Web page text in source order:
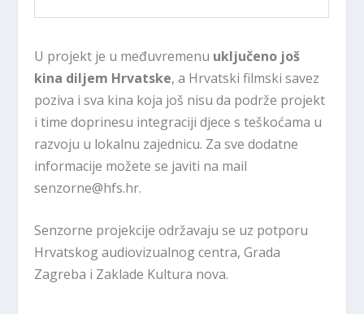
U projekt je u međuvremenu uključeno još
kina diljem Hrvatske, a Hrvatski filmski savez
poziva i sva kina koja još nisu da podrže projekt
i time doprinesu integraciji djece s teškoćama u
razvoju u lokalnu zajednicu. Za sve dodatne
informacije možete se javiti na mail
senzorne@hfs.hr.
Senzorne projekcije održavaju se uz potporu
Hrvatskog audiovizualnog centra, Grada
Zagreba i Zaklade Kultura nova.